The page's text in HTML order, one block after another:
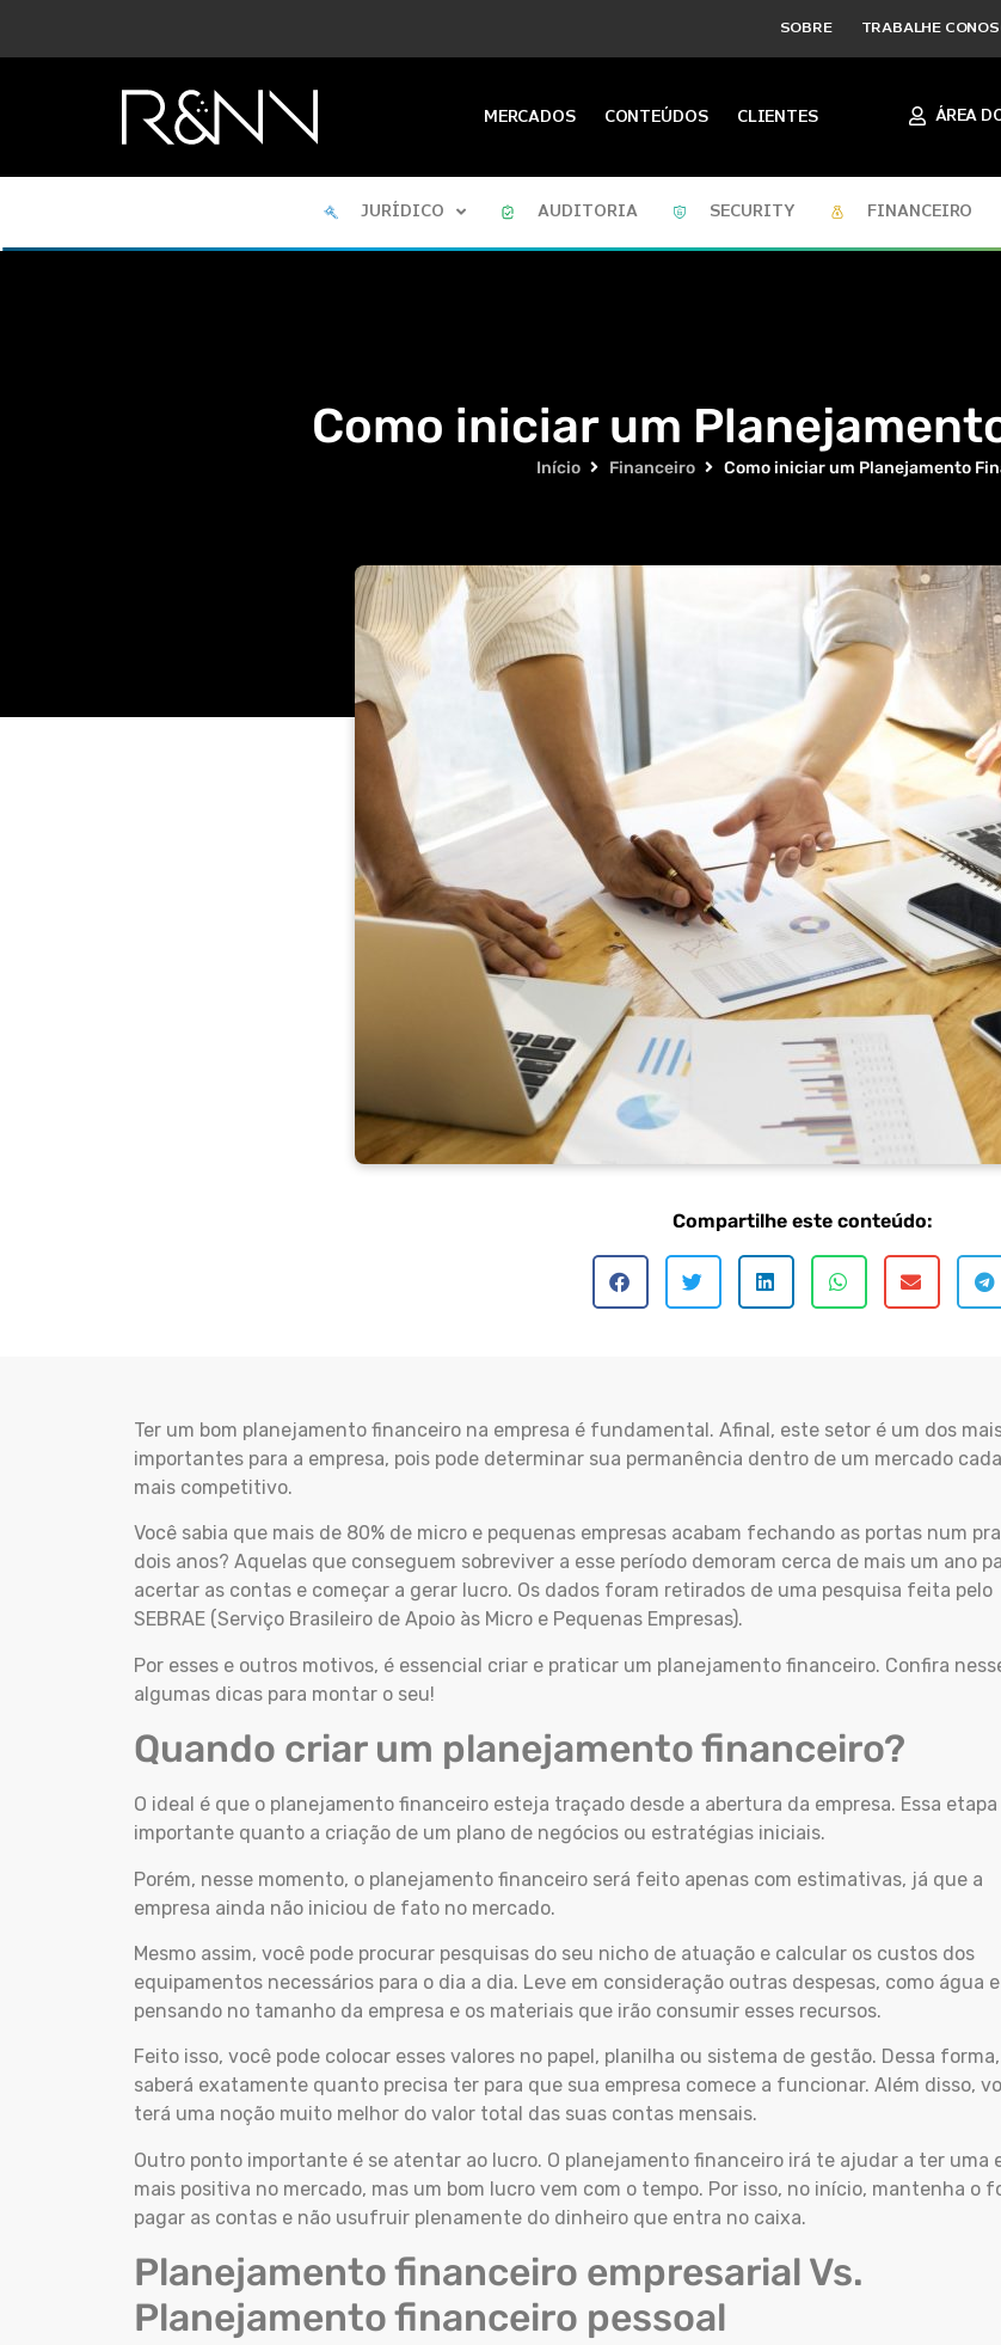
SOBRE TRABALHE
MERCADOS CONTEÚDOS CLIENTES ÁREA
JURÍDICO AUDITORIA SECURITY FINANCEIRO
Como iniciar um
Início Financeiro Como iniciar um Planejamento
Compartilhe este conteúdo:
Ter um bom planejamento financeiro na empresa é fundamental. Afinal, este setor é um dos
importantes para a empresa, pois pode determinar sua permanência dentro de um mercado
mais competitivo.
Você sabia que mais de 80% de micro e pequenas empresas acabam fechando as portas num
dois anos? Aquelas que conseguem sobreviver a esse período demoram cerca de mais um ano
acertar as contas e começar a gerar lucro. Os dados foram retirados de uma pesquisa feita pelo
SEBRAE (Serviço Brasileiro de Apoio às Micro e Pequenas Empresas).
Por esses e outros motivos, é essencial criar e praticar um planejamento financeiro. Confira
algumas dicas para montar o seu!
Quando criar um planejamento financeiro?
O ideal é que o planejamento financeiro esteja traçado desde a abertura da empresa. Essa
importante quanto a criação de um plano de negócios ou estratégias iniciais.
Porém, nesse momento, o planejamento financeiro será feito apenas com estimativas, já que a
empresa ainda não iniciou de fato no mercado.
Mesmo assim, você pode procurar pesquisas do seu nicho de atuação e calcular os custos dos
equipamentos necessários para o dia a dia. Leve em consideração outras despesas, como água
pensando no tamanho da empresa e os materiais que irão consumir esses recursos.
Feito isso, você pode colocar esses valores no papel, planilha ou sistema de gestão. Dessa forma,
saberá exatamente quanto precisa ter para que sua empresa comece a funcionar. Além disso,
terá uma noção muito melhor do valor total das suas contas mensais.
Outro ponto importante é se atentar ao lucro. O planejamento financeiro irá te ajudar a ter uma
mais positiva no mercado, mas um bom lucro vem com o tempo. Por isso, no início, mantenha o
pagar as contas e não usufruir plenamente do dinheiro que entra no caixa.
Planejamento financeiro empresarial Vs.
Planejamento financeiro pessoal